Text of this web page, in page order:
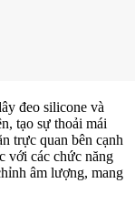
đeo silicone và
tạo sự thoải mái
trực quan bên cạnh
với các chức năng
âm lượng, mang